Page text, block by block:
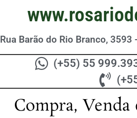
Rua Barão do Rio Branco,
(+55) 55
Compra, Venda